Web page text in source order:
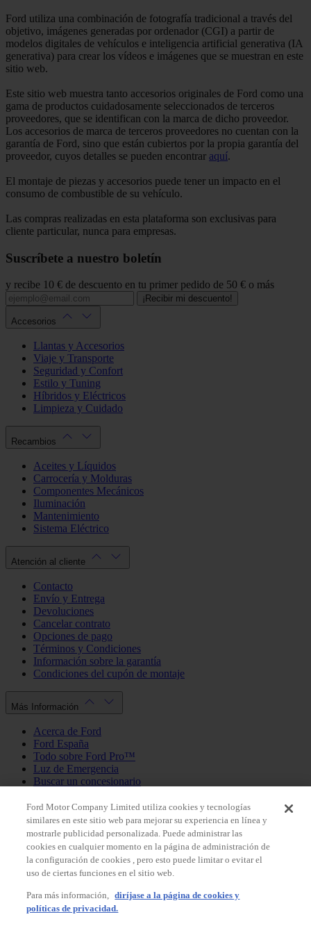
Ford utiliza una combinación de fotografía tradicional a través del
objetivo, imágenes generadas por ordenador (CGI) a partir de
modelos digitales de vehículos e inteligencia artificial generativa (IA
generativa) para crear los vídeos e imágenes que se muestran en este
sitio web.
Este sitio web muestra tanto accesorios originales de Ford como una
gama de productos cuidadosamente seleccionados de terceros
proveedores, que se identifican con la marca de dicho proveedor.
Los accesorios de marca de terceros proveedores no cuentan con la
garantía de Ford, sino que están cubiertos por la propia garantía del
proveedor, cuyos detalles se pueden encontrar aquí.
El montaje de piezas y accesorios puede tener un impacto en el
consumo de combustible de su vehículo.
Las compras realizadas en esta plataforma son exclusivas para
cliente particular, nunca para empresas.
Suscríbete a nuestro boletín
y recibe 10 € de descuento en tu primer pedido de 50 € o más
¡Recibir mi descuento!
Accesorios
Llantas y Accesorios
Viaje y Transporte
Seguridad y Confort
Estilo y Tuning
Híbridos y Eléctricos
Limpieza y Cuidado
Recambios
Aceites y Líquidos
Carrocería y Molduras
Componentes Mecánicos
Iluminación
Mantenimiento
Sistema Eléctrico
Atención al cliente
Contacto
Envío y Entrega
Devoluciones
Cancelar contrato
Opciones de pago
Términos y Condiciones
Información sobre la garantía
Condiciones del cupón de montaje
Más Información
Acerca de Ford
Ford España
Todo sobre Ford Pro™
Luz de Emergencia
Buscar un concesionario
Política de privacidad
Mi Cuenta
Iniciar sesión / Registrarse
Mis pedidos
País
Ford Motor Company Limited utiliza cookies y tecnologías
similares en este sitio web para mejorar su experiencia en línea y
mostrarle publicidad personalizada. Puede administrar las
cookies en cualquier momento en la página de administración de
la configuración de cookies , pero esto puede limitar o evitar el
uso de ciertas funciones en el sitio web.
Para más información, diríjase a la página de cookies y
políticas de privacidad.